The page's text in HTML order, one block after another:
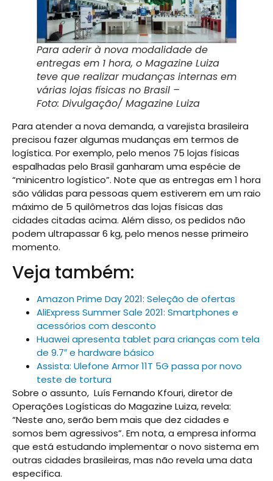
Para aderir à nova modalidade de
entregas em 1 hora, o Magazine Luiza
teve que realizar mudanças internas em
várias lojas físicas no Brasil –
Foto: Divulgação/ Magazine Luiza
Para atender a nova demanda, a varejista brasileira
precisou fazer algumas mudanças em termos de
logística. Por exemplo, pelo menos 75 lojas físicas
espalhadas pelo Brasil ganharam uma espécie de
“minicentro logístico”. Note que as entregas em 1 hora
são válidas para pessoas quem estiverem em um raio
máximo de 5 quilômetros das lojas físicas das
cidades citadas acima. Além disso, os pedidos não
podem ultrapassar 6 kg, pelo menos nesse primeiro
momento.
Veja também:
Amazon Prime Day 2021: Seleção de ofertas
AliExpress Summer Sale 2021: Smartphones e
acessórios com desconto
Huawei apresenta tablet para crianças com tela
de 9.7″ e hardware básico
Assista: Ulefone Armor 11T 5G passa por novo
teste de tortura
Sobre o assunto, Luís Fernando Kfouri, diretor de
Operações Logísticas do Magazine Luiza, revela:
“Neste ano, serão bem mais que dez cidades e
somos bem agressivos”. Em nota, a empresa informa
que está estudando implementar o novo sistema em
outras cidades brasileiras, mas não revela uma data
específica.